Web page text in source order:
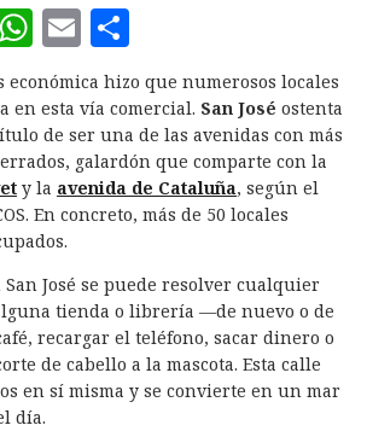
W
h
at
s
A
p
p
E
m
ai
l
o
m
p
a
rt
económica hizo que numerosos locales
en esta vía comercial. San José ostenta
de ser una de las avenidas con más
galardón que comparte con la
y la avenida de Cataluña, según el
En concreto, más de 50 locales
José se puede resolver cualquier
tienda o librería —de nuevo o de
recargar el teléfono, sacar dinero o
de cabello a la mascota. Esta calle
en sí misma y se convierte en un mar
día.